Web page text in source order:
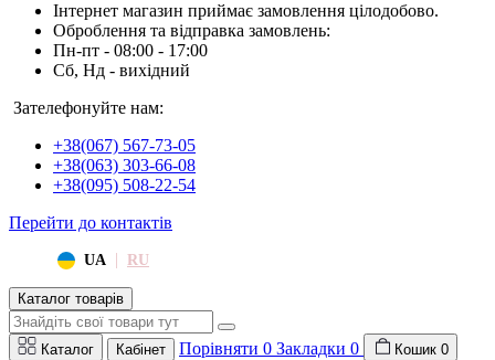
Інтернет магазин приймає замовлення цілодобово.
Оброблення та відправка замовлень:
Пн-пт - 08:00 - 17:00
Сб, Нд - вихідний
Зателефонуйте нам:
+38(067) 567-73-05
+38(063) 303-66-08
+38(095) 508-22-54
Перейти до контактів
UA | RU
Каталог товарів
Каталог Кабінет Порівняти 0 Закладки 0 Кошик 0